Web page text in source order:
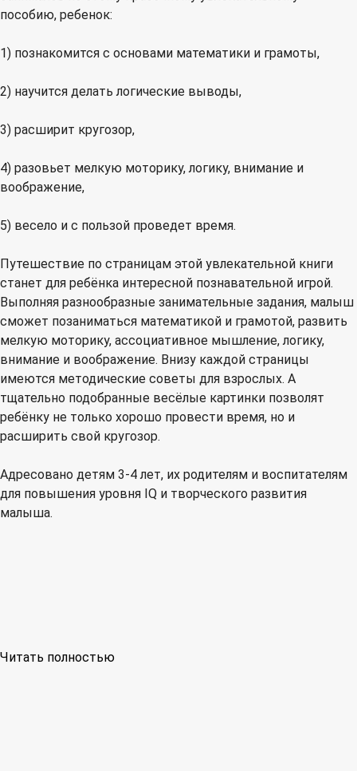
пособию, ребенок:
1) познакомится с основами математики и грамоты,
2) научится делать логические выводы,
3) расширит кругозор,
4) разовьет мелкую моторику, логику, внимание и
воображение,
5) весело и с пользой проведет время.
Путешествие по страницам этой увлекательной книги
станет для ребёнка интересной познавательной игрой.
Выполняя разнообразные занимательные задания, малыш
сможет позаниматься математикой и грамотой, развить
мелкую моторику, ассоциативное мышление, логику,
внимание и воображение. Внизу каждой страницы
имеются методические советы для взрослых. А
тщательно подобранные весёлые картинки позволят
ребёнку не только хорошо провести время, но и
расширить свой кругозор.
Адресовано детям 3-4 лет, их родителям и воспитателям
для повышения уровня IQ и творческого развития
малыша.
Читать полностью